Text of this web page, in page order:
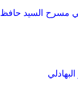
مسرح السيد حافظ